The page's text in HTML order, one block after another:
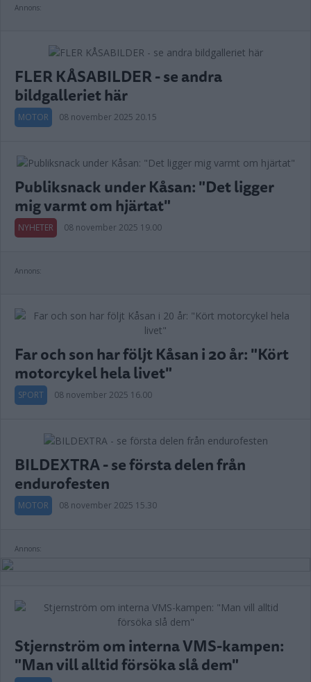
Annons:
FLER KÅSABILDER - se andra
bildgalleriet här
MOTOR 08 november 2025 20.15
Publiksnack under Kåsan: "Det ligger
mig varmt om hjärtat"
NYHETER 08 november 2025 19.00
Annons:
Far och son har följt Kåsan i 20 år: "Kört
motorcykel hela livet"
SPORT 08 november 2025 16.00
BILDEXTRA - se första delen från
endurofesten
MOTOR 08 november 2025 15.30
Annons:
Stjernström om interna VMS-kampen:
"Man vill alltid försöka slå dem"